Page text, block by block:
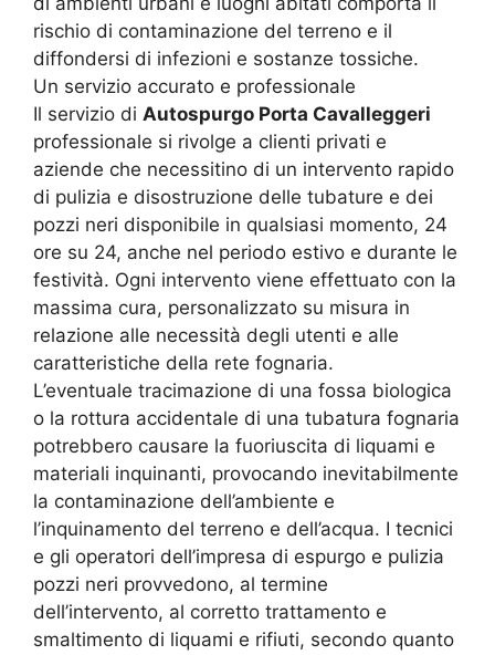
rischio di contaminazione del terreno e il
diffondersi di infezioni e sostanze tossiche.
Un servizio accurato e professionale
Il servizio di Autospurgo Porta Cavalleggeri
professionale si rivolge a clienti privati e
aziende che necessitino di un intervento rapido
di pulizia e disostruzione delle tubature e dei
pozzi neri disponibile in qualsiasi momento, 24
ore su 24, anche nel periodo estivo e durante le
festività. Ogni intervento viene effettuato con la
massima cura, personalizzato su misura in
relazione alle necessità degli utenti e alle
caratteristiche della rete fognaria.
L’eventuale tracimazione di una fossa biologica
o la rottura accidentale di una tubatura fognaria
potrebbero causare la fuoriuscita di liquami e
materiali inquinanti, provocando inevitabilmente
la contaminazione dell’ambiente e
l’inquinamento del terreno e dell’acqua. I tecnici
e gli operatori dell’impresa di espurgo e pulizia
pozzi neri provvedono, al termine
dell’intervento, al corretto trattamento e
smaltimento di liquami e rifiuti, secondo quanto